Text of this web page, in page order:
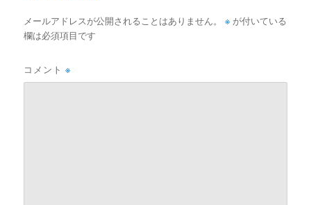
メールアドレスが公開されることはありません。 ※ が付いている
欄は必須項目です
コメント※